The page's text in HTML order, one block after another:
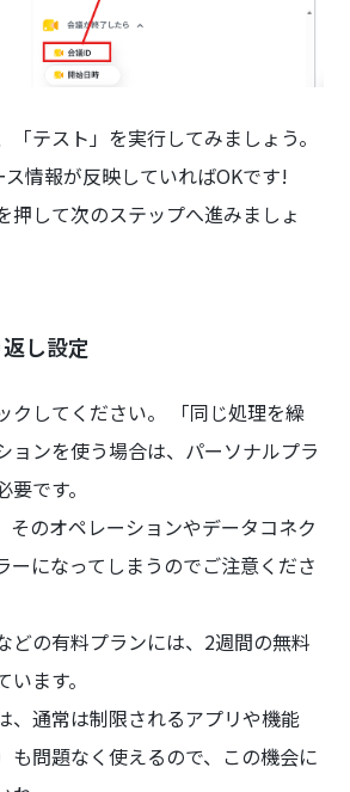
「テスト」を実行してみましょう。
情報が反映していればOKです!
押して次のステップへ進みましょ
し設定
クしてください。 「同じ処理を繰
ョンを使う場合は、パーソナルプラ
です。
そのオペレーションやデータコネク
ーになってしまうのでご注意くださ
どの有料プランには、2週間の無料
ます。
、通常は制限されるアプリや機能
も問題なく使えるので、この機会に